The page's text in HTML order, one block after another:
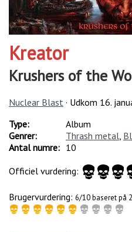
Kreator
Krushers of the
Nuclear Blast · Udkom 16.
Type:
Album
Genrer:
Thrash metal
Antal numre: 10
Officiel vurdering:
Brugervurdering: 6/10 baseret på